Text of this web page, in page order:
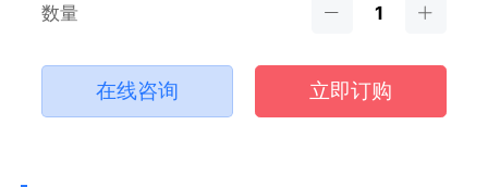
数量
在线咨询 立即订购